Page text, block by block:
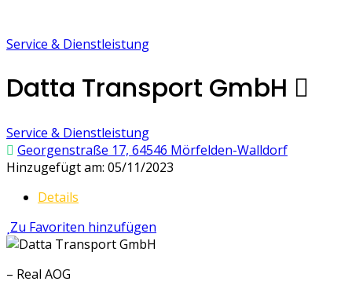
Service & Dienstleistung
Datta Transport GmbH
Service & Dienstleistung
Georgenstraße 17, 64546 Mörfelden-Walldorf
Hinzugefügt am: 05/11/2023
Details
Zu Favoriten hinzufügen
– Real AOG